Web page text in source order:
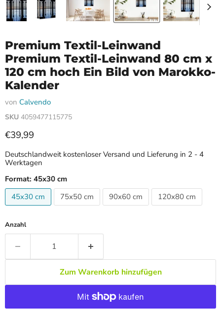
Premium Textil-Leinwand
Premium Textil-Leinwand 80 cm x
120 cm hoch Ein Bild von Marokko-
Kalender
von Calvendo
SKU 4059477115775
Aktueller Preis
€39,99
Deutschlandweit kostenloser Versand und Lieferung in 2 - 4
Werktagen
Format: 45x30 cm
45x30 cm
75x50 cm 90x60 cm 120x80 cm
Anzahl
Zum Warenkorb hinzufügen